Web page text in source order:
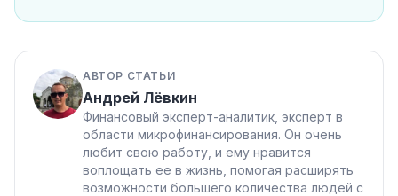
АВТОР СТАТЬИ
Андрей Лёвкин
Финансовый эксперт-аналитик, эксперт в
области микрофинансирования. Он очень
любит свою работу, и ему нравится
воплощать ее в жизнь, помогая расширять
возможности большего количества людей с